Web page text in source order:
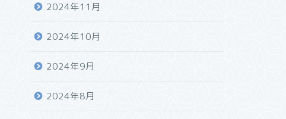
2024年11月
2024年10月
2024年9月
2024年8月